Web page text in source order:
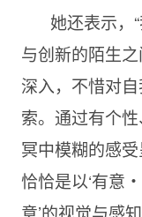
她还表示，
与创新的陌生
深入，不惜对
索。通过有个
冥中模糊的感
恰恰是以‘有意